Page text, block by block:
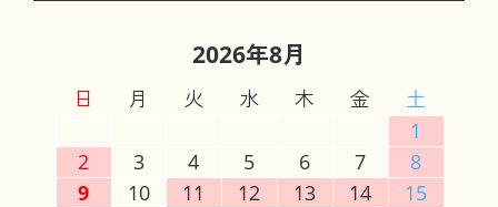
2026年8月
日 月 火 水 木 金
土
1
2
3 4 5 6 7
8
9
10 11 12 13 14
15